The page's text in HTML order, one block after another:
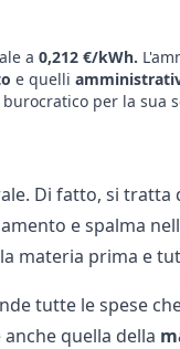
a 0,212 €/kWh.
e quelli
per la sua
Di fatto, si tratta
e spalma
materia prima e
tutte le spese
quella della